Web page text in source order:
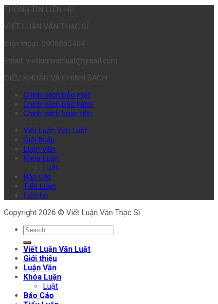
THÔNG TIN LIÊN HỆ
VIẾT LUẬN VĂN THẠC SĨ
Điện thoại: 0906865464
Email: vietluanvanluat@gmail.com
ĐIỀU KHOẢN VÀ CHÍNH SÁCH
Chính sách bảo mật
Chính sách bảo hành
Chính sách hoàn tiền
Viết Luận Văn Luật
Giới thiệu
Luận Văn
Khóa Luận
Luật
Báo Cáo
Tiểu Luận
Liên hệ
Copyright 2026 © Viết Luận Văn Thạc Sĩ
Viết Luận Văn Luật
Giới thiệu
Luận Văn
Khóa Luận
Luật
Báo Cáo